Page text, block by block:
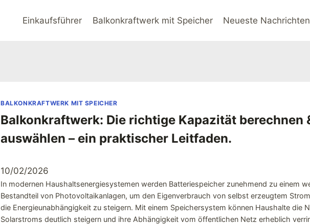
Einkaufsführer Balkonkraftwerk mit Speicher Neueste Nachrichten
BALKONKRAFTWERK MIT SPEICHER
Balkonkraftwerk: Die richtige Kapazität berechnen
auswählen – ein praktischer Leitfaden.
10/02/2026
In modernen Haushaltsenergiesystemen werden Batteriespeicher zunehmend zu einem
Bestandteil von Photovoltaikanlagen, um den Eigenverbrauch von selbst erzeugtem
die Energieunabhängigkeit zu steigern. Mit einem Speichersystem können Haushalte die
Solarstroms deutlich steigern und ihre Abhängigkeit vom öffentlichen Netz erheblich